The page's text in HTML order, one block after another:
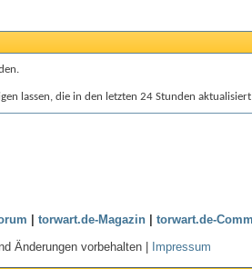
lassen, die in den letzten 24 Stunden
torwart.de-Magazin| torwart.de-
Änderungen vorbehalten |
Impressum